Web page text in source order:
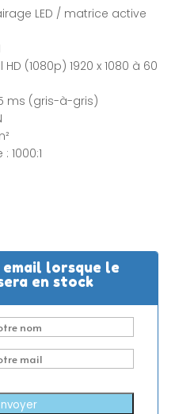
LED / matrice active
(1080p) 1920 x 1080 à 60
ms (gris-à-gris)
1000:1
email lorsque le
en stock